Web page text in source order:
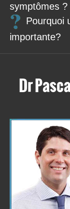
symptômes ?
Pourquoi
importante?
Dr